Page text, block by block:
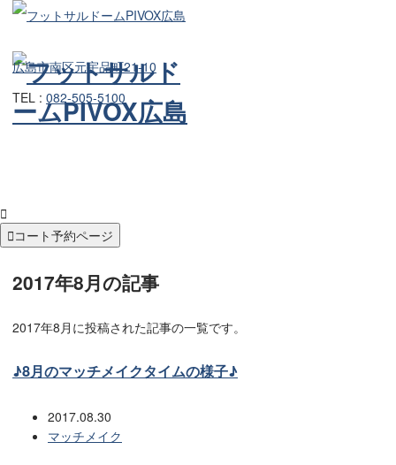

コート予約ページ
広島市南区元宇品町21-10
TEL : 082-505-5100
2017年8月の記事
2017年8月に投稿された記事の一覧です。
♪8月のマッチメイクタイムの様子♪
2017.08.30
マッチメイク